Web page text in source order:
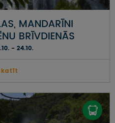
MANDARĪNI
BRĪVDIENĀS
- 24.10.